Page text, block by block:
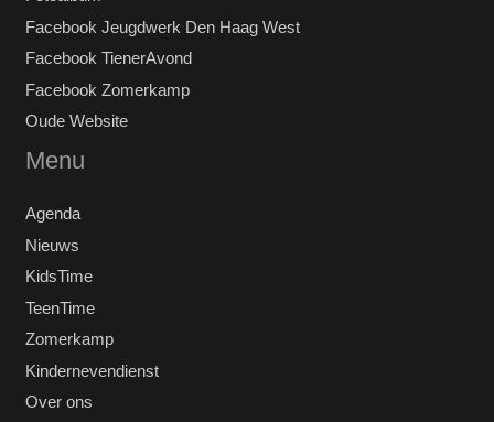
Facebook Jeugdwerk Den Haag West
Facebook TienerAvond
Facebook Zomerkamp
Oude Website
Menu
Agenda
Nieuws
KidsTime
TeenTime
Zomerkamp
Kindernevendienst
Over ons